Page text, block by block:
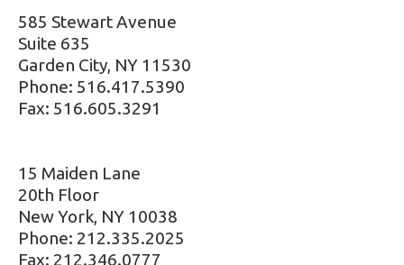
585 Stewart Avenue
Suite 635
Garden City, NY 11530
Phone: 516.417.5390
Fax: 516.605.3291
15 Maiden Lane
20th Floor
New York, NY 10038
Phone: 212.335.2025
Fax: 212.346.0777